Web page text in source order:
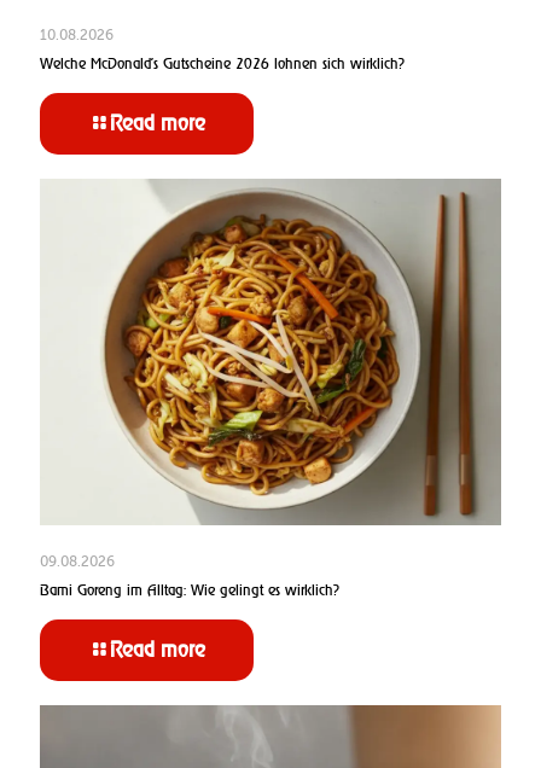
10.08.2026
Welche McDonald’s Gutscheine 2026 lohnen sich wirklich?
Read more
09.08.2026
Bami Goreng im Alltag: Wie gelingt es wirklich?
Read more